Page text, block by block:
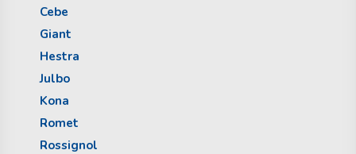
Cebe
Giant
Hestra
Julbo
Kona
Romet
Rossignol